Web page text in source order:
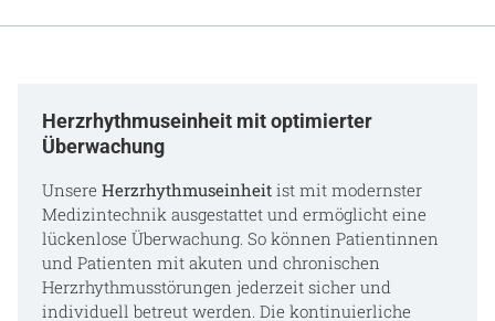
Herzrhythmuseinheit mit optimierter
Überwachung
Unsere Herzrhythmuseinheit ist mit modernster
Medizintechnik ausgestattet und ermöglicht eine
lückenlose Überwachung. So können Patientinnen
und Patienten mit akuten und chronischen
Herzrhythmusstörungen jederzeit sicher und
individuell betreut werden. Die kontinuierliche